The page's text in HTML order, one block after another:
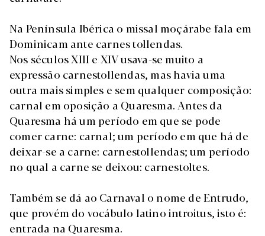
Na Península Ibérica o missal moçárabe fala em
Dominicam ante carnes tollendas.
Nos séculos XIII e XIV usava-se muito a
expressão carnestollendas, mas havia uma
outra mais simples e sem qualquer composição:
carnal em oposição a Quaresma. Antes da
Quaresma há um período em que se pode
comer carne: carnal; um período em que há de
deixar-se a carne: carnestollendas; um período
no qual a carne se deixou: carnestoltes.
Também se dá ao Carnaval o nome de Entrudo,
que provém do vocábulo latino introitus, isto é:
entrada na Quaresma.